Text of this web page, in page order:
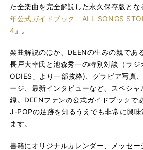
た全楽曲を完全解説した永久保存版とな
年公式ガイドブック ALL SONGS
4 』。
楽曲解説のほか、DEENの生みの親であ
長戸大幸氏と池森秀一の特別対談（ラジ
ODIES」より一部抜粋)、グラビア写真
ージ、最新インタビューなど、スペシャ
録。DEENファンの公式ガイドブックで
J-POPの足跡を知るうえでも非常に興
ます。
書籍にオリジナルカレンダー、メッセー